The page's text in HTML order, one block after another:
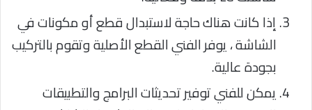
إذا كانت هناك حاجة لاستبدال قطع أو مكونات في
الشاشة ، يوفر الفني القطع الأصلية وتقوم بالتركيب
بجودة عالية.
يمكن للفني توفير تحديثات البرامج والتطبيقات